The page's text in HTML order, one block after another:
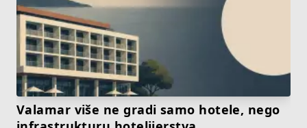
Valamar više ne gradi samo hotele, nego